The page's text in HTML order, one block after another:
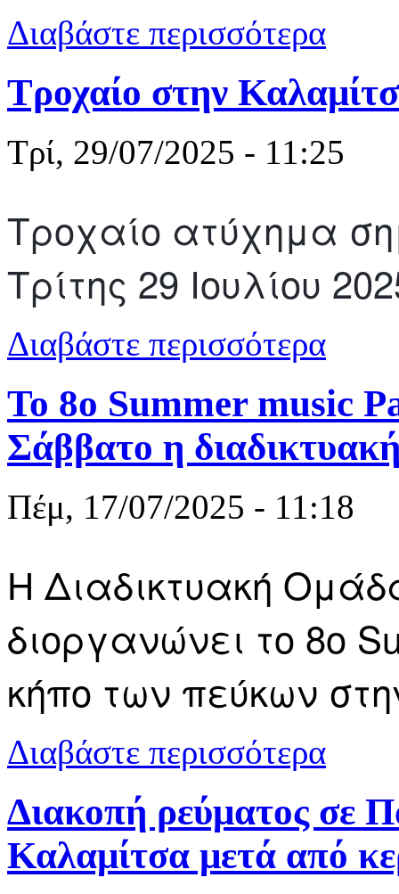
Διαβάστε περισσότερα
Τροχαίο στην
Τρί, 29/07/2025 - 11:25
Τροχαίο ατύχημα
Τρίτης 29 Ιουλίου
Διαβάστε περισσότερα
Το 8ο Summer music
Σάββατο η
Πέμ, 17/07/2025 - 11:18
Η Διαδικτυακή
διοργανώνει το 8ο
κήπο των πεύκων
Διαβάστε περισσότερα
Διακοπή ρεύματος σε
Καλαμίτσα μετά από